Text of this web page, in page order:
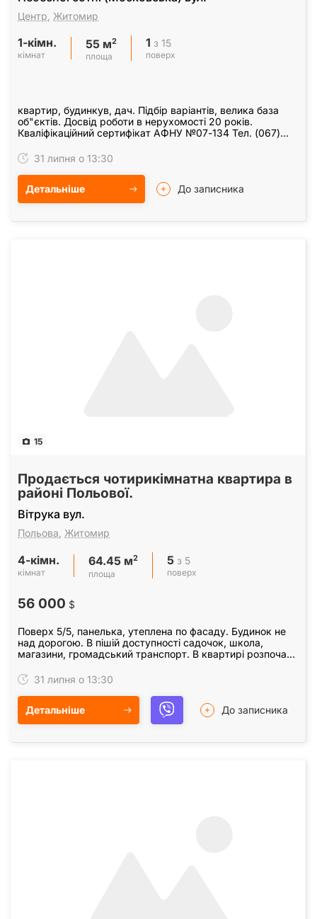
Центр Житомир
1-кімн.
кімнат
55 м2
площа
1 з 15
поверх
квартир, будинкув, дач. Підбір варіантів, велика база
об"єктів. Досвід роботи в нерухомості 20 років.
Кваліфікаційний сертифікат АФНУ №07-134 Тел. (067)
31 липня о 13:30
Детальніше До записника
15
Продається чотирикімнатна квартира в
районі Польової.
Вітрука вул.
Польова, Житомир
4-кімн.
кімнат
64.45 м2
площа
5 з 5
поверх
56 000 $
Поверх 5/5, панелька, утеплена по фасаду. Будинок не
над дорогою. В пішій доступності садочок, школа,
магазини, громадський транспорт. В квартирі розпочато
31 липня о 13:30
Детальніше До записника